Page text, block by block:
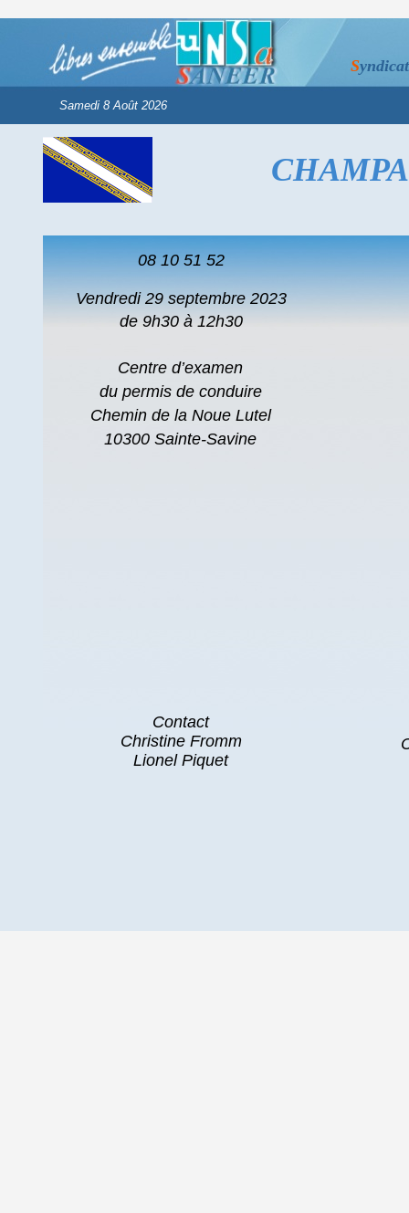
Contact
Christine Fromm
Lionel Piquet
08 10 51 52
Vendredi 29 septembre 2023
de 9h30 à 12h30
Centre d’examen
du permis de conduire
Chemin de la Noue Lutel
10300 Sainte-Savine
S